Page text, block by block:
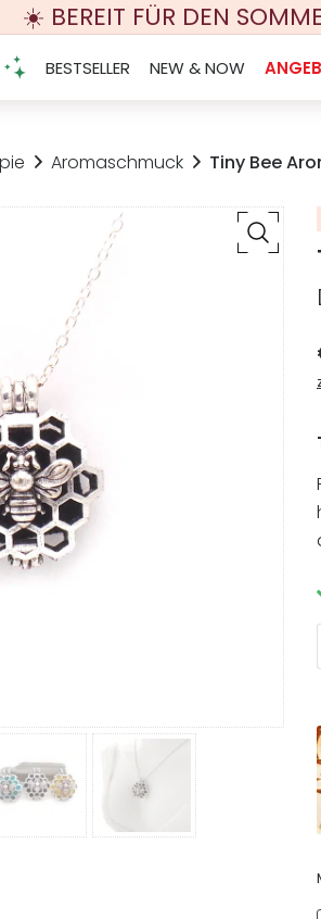
☀️ BEREIT FÜR DEN
BESTSELLER NEW & NOW
Aromaschmuck Tiny Bee